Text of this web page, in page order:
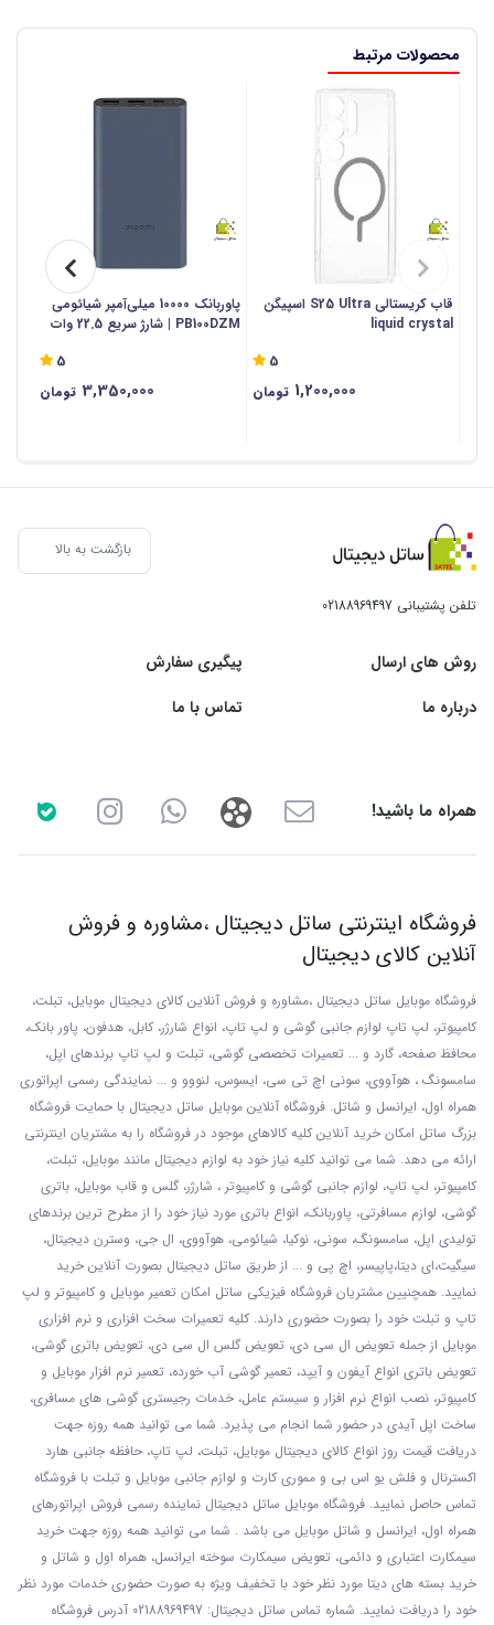
محصولات مرتبط
قاب کریستالی S25 Ultra اسپیگن
liquid crystal
5
1,200,000 تومان
پاوربانک 10000 میلی‌آمپر شیائومی
PB100DZM | شارژ سریع 22.5 وات
5
3,350,000 تومان
بازگشت به بالا
تلفن پشتیبانی 02188969497
روش های ارسال
پیگیری سفارش
درباره ما
تماس با ما
همراه ما باشید!
فروشگاه اینترنتی ساتل دیجیتال ،مشاوره و فروش
آنلاین کالای دیجیتال
فروشگاه موبایل ساتل دیجیتال ،مشاوره و فروش آنلاین کالای دیجیتال موبایل، تبلت،
کامپیوتر، لپ تاپ لوازم جانبی گوشی و لپ تاپ، انواع شارژر، کابل، هدفون، پاور بانک،
محافظ صفحه، گارد و ... تعمیرات تخصصی گوشی، تبلت و لپ تاپ برندهای اپل،
سامسونگ ، هوآووی، سونی اچ تی سی، ایسوس، لنووو و ... نمایندگی رسمی اپراتوری
همراه اول، ایرانسل و شاتل. فروشگاه آنلاین موبایل ساتل دیجیتال با حمایت فروشگاه
بزرگ ساتل امکان خرید آنلاین کلیه کالاهای موجود در فروشگاه را به مشتریان اینترنتی
ارائه می دهد. شما می توانید کلیه نیاز خود به لوازم دیجیتال مانند موبایل، تبلت،
کامپیوتر، لپ تاپ، لوازم جانبی گوشی و کامپیوتر ، شارژر، گلس و قاب موبایل، باتری
گوشی، لوازم مسافرتی، پاوربانک، انواع باتری مورد نیاز خود را از مطرح ترین برندهای
تولیدی اپل، سامسونگ، سونی، نوکیا، شیائومی، هوآووی، ال جی، وسترن دیجیتال،
سیگیت،ای دیتا،پاپیسر، اچ پی و ... از طریق ساتل دیجیتال بصورت آنلاین خرید
نمایید. همچنیین مشتریان فروشگاه فیزیکی ساتل امکان تعمیر موبایل و کامپیوتر و لپ
تاپ و تبلت خود را بصورت حضوری دارند. کلیه تعمیرات سخت افزاری و نرم افزاری
موبایل از جمله تعویض ال سی دی، تعویض گلس ال سی دی، تعویض باتری گوشی،
تعویض باتری انواع آیفون و آیپد، تعمیر گوشی آب خورده، تعمیر نرم افزار موبایل و
کامپیوتر، نصب انواع نرم افزار و سیستم عامل، خدمات رجیستری گوشی های مسافری،
ساخت اپل آیدی در حضور شما انجام می پذیرد. شما می توانید همه روزه جهت
دریافت قیمت روز انواع کالای دیجیتال موبایل، تبلت، لپ تاپ، حافظه جانبی هارد
اکسترنال و فلش یو اس بی و مموری کارت و لوازم جانبی موبایل و تبلت با فروشگاه
تماس حاصل نمایید. فروشگاه موبایل ساتل دیجیتال نماینده رسمی فروش اپراتورهای
همراه اول، ایرانسل و شاتل موبایل می باشد . شما می توانید همه روزه جهت خرید
سیمکارت اعتباری و دائمی، تعویض سیمکارت سوخته ایرانسل، همراه اول و شاتل و
خرید بسته های دیتا مورد نظر خود با تخفیف ویژه به صورت حضوری خدمات مورد نظر
خود را دریافت نمایید. شماره تماس ساتل دیجیتال: 02188969497 آدرس فروشگاه